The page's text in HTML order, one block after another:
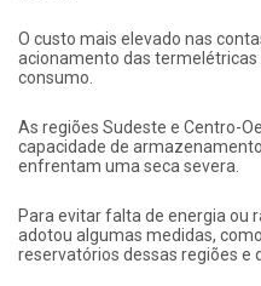
O custo mais elevado nas
acionamento das
consumo.
As regiões Sudeste e Centro-
capacidade de
enfrentam uma seca severa.
Para evitar falta de energia ou
adotou algumas medidas,
reservatórios dessas regiões e